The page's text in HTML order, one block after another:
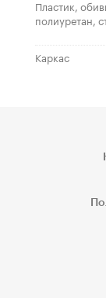
Пластик,
полиуретан,
Каркас